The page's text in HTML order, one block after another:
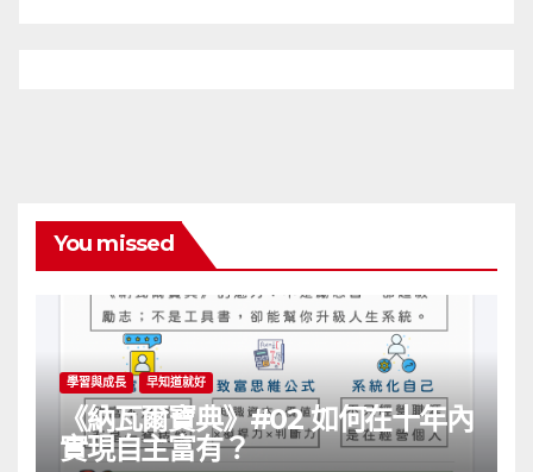
You missed
學習與成長 早知道就好
《納瓦爾寶典》#02 如何在十年內
實現自主富有？